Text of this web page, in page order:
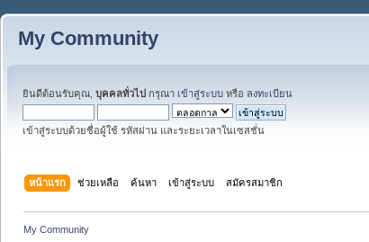
My Community
ยินดีต้อนรับคุณ, บุคคลทั่วไป กรุณา เข้าสู่ระบบ หรือ ลงทะเบียน
เข้าสู่ระบบด้วยชื่อผู้ใช้ รหัสผ่าน และระยะเวลาในเซสชั่น
หน้าแรก ช่วยเหลือ ค้นหา เข้าสู่ระบบ สมัครสมาชิก
My Community